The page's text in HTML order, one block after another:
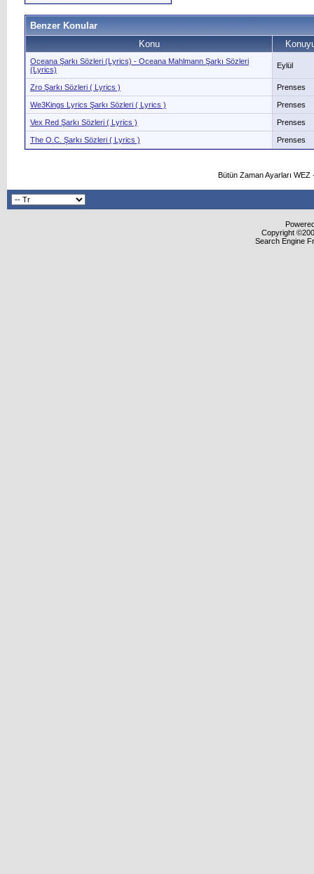
Benzer Konular
Konu
Oceana Şarkı Sözleri (Lyrics) - Oceana Mahlmann Şarkı Sözleri
(Lyrics)
Eylül
Zro Şarkı Sözleri ( Lyrics ) Prenses
We3Kings Lyrics Şarkı Sözleri ( Lyrics ) Prenses
Vex Red Şarkı Sözleri ( Lyrics ) Prenses
The O.C. Şarkı Sözleri ( Lyrics ) Prenses
Bütün Zaman Ayarları
Copyright
Search Engine